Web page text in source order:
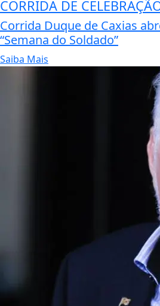
CORRIDA DE
Corrida Duque de Caxias
“Semana do Soldado”
Saiba Mais